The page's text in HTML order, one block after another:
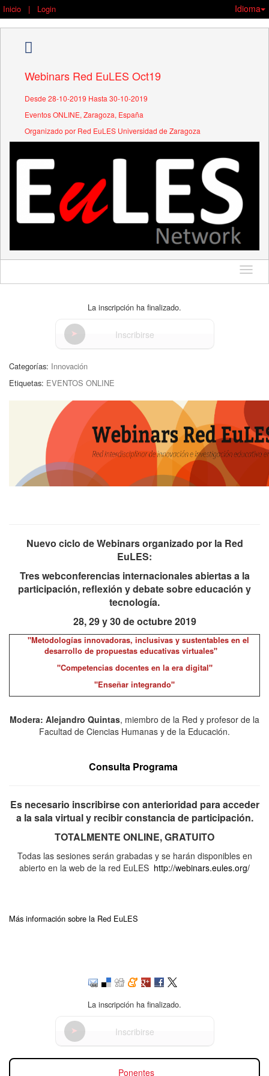
Inicio | Login Idioma
Webinars Red EuLES Oct19
Desde 28-10-2019 Hasta 30-10-2019
Eventos ONLINE, Zaragoza, España
Organizado por Red EuLES Universidad de Zaragoza
Idioma
La inscripción ha finalizado.
Inscribirse
Categorías: Innovación
Etiquetas: EVENTOS ONLINE
Nuevo ciclo de Webinars organizado por la Red
EuLES:
Tres webconferencias internacionales abiertas a la
participación, reflexión y debate sobre educación y
tecnología.
28, 29 y 30 de octubre 2019
"Metodologías innovadoras, inclusivas y sustentables en el
desarrollo de propuestas educativas virtuales"
"Competencias docentes en la era digital"
"Enseñar integrando"
Modera: Alejandro Quintas, miembro de la Red y profesor de la
Facultad de Ciencias Humanas y de la Educación.
Consulta Programa
Es necesario inscribirse con anterioridad para acceder
a la sala virtual y recibir constancia de participación.
TOTALMENTE ONLINE, GRATUITO
Todas las sesiones serán grabadas y se harán disponibles en
abierto en la web de la red EuLES http://webinars.eules.org/
Más información sobre la Red EuLES
La inscripción ha finalizado.
Inscribirse
Ponentes